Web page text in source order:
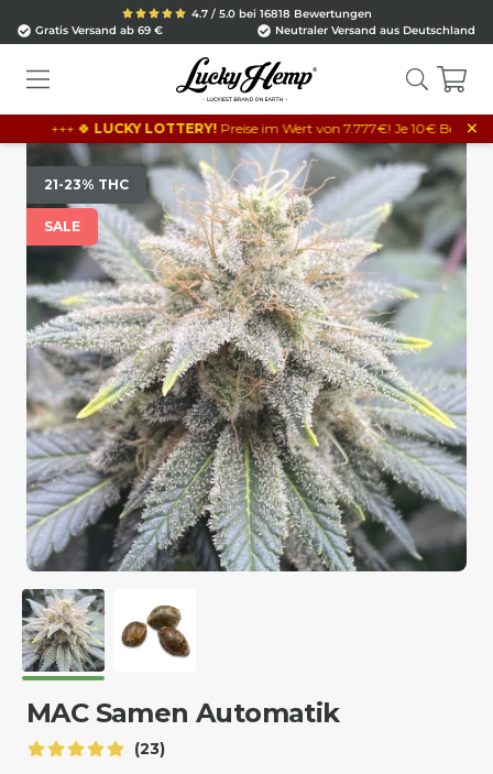
4.7 / 5.0 bei 16818 Bewertungen
Gratis Versand ab 69 €
Neutraler Versand aus Deutschland
LUCKY LOTTERY!Preise im Wert von 7.777€! Je 10€ Bestellwert = 1 ×
21-23% THC
SALE
MAC Samen Automatik
(23)